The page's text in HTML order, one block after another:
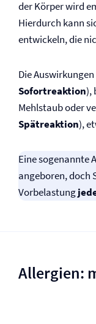
der Körper wird
Hierdurch kann
entwickeln, die
Die
Sofortreaktion),
Mehlstaub oder
Spätreaktion),
Eine sogenannte
angeboren, doch
Vorbelastung
Allergien: